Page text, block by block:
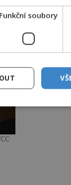
Funkční soubory